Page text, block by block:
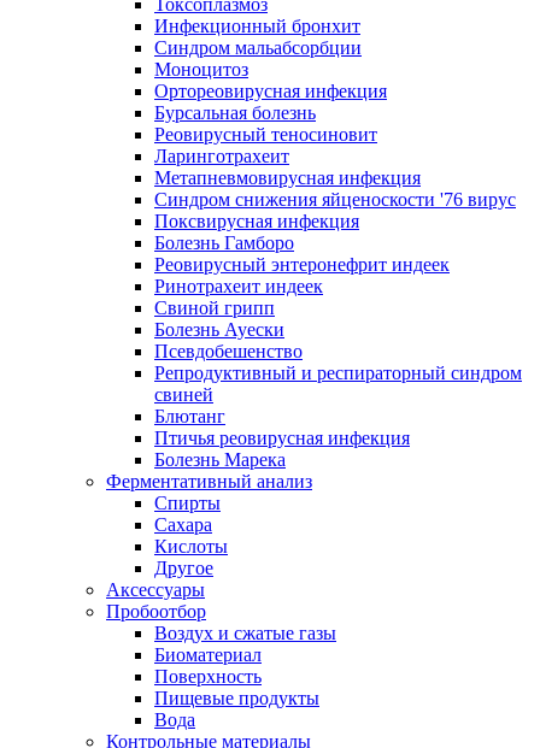
Токсоплазмоз
Инфекционный бронхит
Синдром мальабсорбции
Моноцитоз
Ортореовирусная инфекция
Бурсальная болезнь
Реовирусный теносиновит
Ларинготрахеит
Метапневмовирусная инфекция
Синдром снижения яйценоскости '76 вирус
Поксвирусная инфекция
Болезнь Гамборо
Реовирусный энтеронефрит индеек
Ринотрахеит индеек
Свиной грипп
Болезнь Ауески
Псевдобешенство
Репродуктивный и респираторный синдром
свиней
Блютанг
Птичья реовирусная инфекция
Болезнь Марека
Ферментативный анализ
Спирты
Сахара
Кислоты
Другое
Аксессуары
Пробоотбор
Воздух и сжатые газы
Биоматериал
Поверхность
Пищевые продукты
Вода
Контрольные материалы